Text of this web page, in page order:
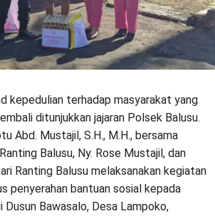
kepedulian terhadap masyarakat yang
ditunjukkan jajaran Polsek Balusu.
Abd. Mustajil, S.H., M.H., bersama
Balusu, Ny. Rose Mustajil, dan
Ranting Balusu melaksanakan kegiatan
penyerahan bantuan sosial kepada
Dusun Bawasalo, Desa Lampoko,